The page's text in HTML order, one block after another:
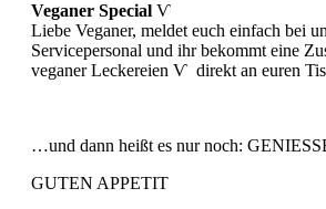
Veganer Special Ѵ
Liebe Veganer, meldet euch einfach bei
Servicepersonal und ihr bekommt eine
veganer Leckereien Ѵ direkt an euren
…und dann heißt es nur noch:
GUTEN APPETIT